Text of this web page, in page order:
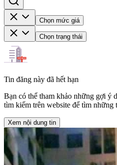
Chọn mức giá
Chọn trạng thái
Tin đăng này đã hết hạn
Bạn có thể tham khảo những gợi ý
tìm kiếm trên website để tìm những
Xem nội dung tin